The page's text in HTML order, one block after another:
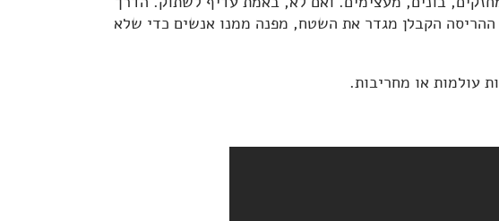
הקבלן מגדר את השטח, מפנה ממנו אנשים כדי שלא
עולמות או מחריבות.